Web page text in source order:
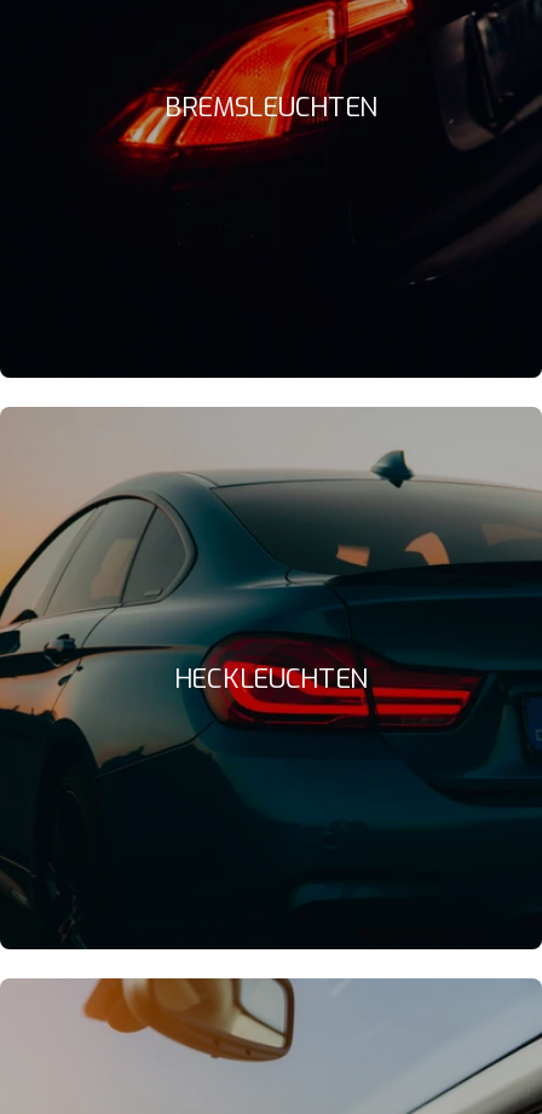
BREMSLEUCHTEN
HECKLEUCHTEN